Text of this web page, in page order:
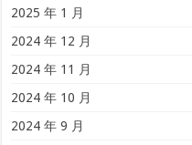
2025 年 1 月
2024 年 12 月
2024 年 11 月
2024 年 10 月
2024 年 9 月